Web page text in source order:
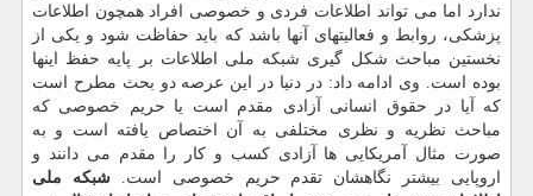
ندارد اما می تواند اطلاعات فردی و خصوصی افراد همچون اطلاعات
پزشکی، روابط و فعالیتهای آنها باشد که باید حفاظت شود و یکی از
نخستین مباحث شکل گیری شبکه ملی اطلاعات بر پایه حفظ اینها
بوده است. وی ادامه داد: در دنیا در این عرصه دو بحث مطرح است
که آیا در حقوق انسانی آزادی مقدم است یا حریم خصوصی که
مباحث نظریه و نظری مختلفی به آن اختصاص یافته است و به
صورت مثال آمریکایی ها آزادی کسب و کار را مقدم می دانند و
اروپایی بیشتر نگاهشان تقدم حریم خصوصی است.شبکه ملی